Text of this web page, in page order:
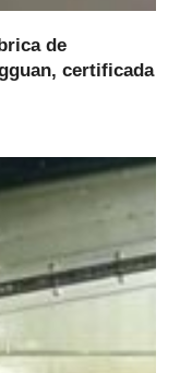
de
certificada